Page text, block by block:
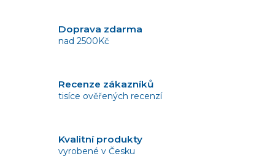
Doprava zdarma
nad 2500Kč
Recenze zákazníků
tisíce ověřených recenzí
Kvalitní produkty
vyrobené v Česku